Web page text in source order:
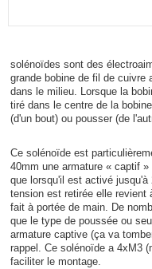
solénoïdes sont des
grande bobine de fil de cuivre
dans le milieu. Lorsque la
tiré dans le centre de la
(d'un bout) ou pousser (de
Ce solénoïde est
40mm une armature « captif
que lorsqu'il est activé
tension est retirée elle revient
fait à portée de main. De
que le type de poussée ou
armature captive (ça va
rappel. Ce solénoïde a 4xM3
faciliter le montage.